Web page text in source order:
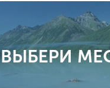
ВЫБЕРИ